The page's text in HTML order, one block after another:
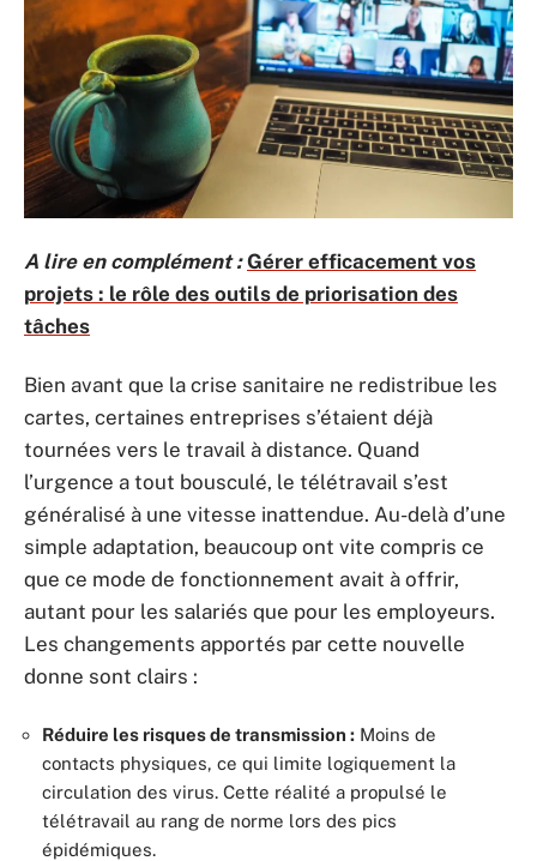
A lire en complément : Gérer efficacement vos
projets : le rôle des outils de priorisation des
tâches
Bien avant que la crise sanitaire ne redistribue les
cartes, certaines entreprises s’étaient déjà
tournées vers le travail à distance. Quand
l’urgence a tout bousculé, le télétravail s’est
généralisé à une vitesse inattendue. Au-delà d’une
simple adaptation, beaucoup ont vite compris ce
que ce mode de fonctionnement avait à offrir,
autant pour les salariés que pour les employeurs.
Les changements apportés par cette nouvelle
donne sont clairs :
Réduire les risques de transmission : Moins de
contacts physiques, ce qui limite logiquement la
circulation des virus. Cette réalité a propulsé le
télétravail au rang de norme lors des pics
épidémiques.